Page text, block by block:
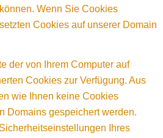
Wenn Sie Cookies
Cookies auf unserer Domain
der von Ihrem Computer auf
Cookies zur Verfügung. Aus
wie Ihnen keine Cookies
Domains gespeichert werden.
Ihres